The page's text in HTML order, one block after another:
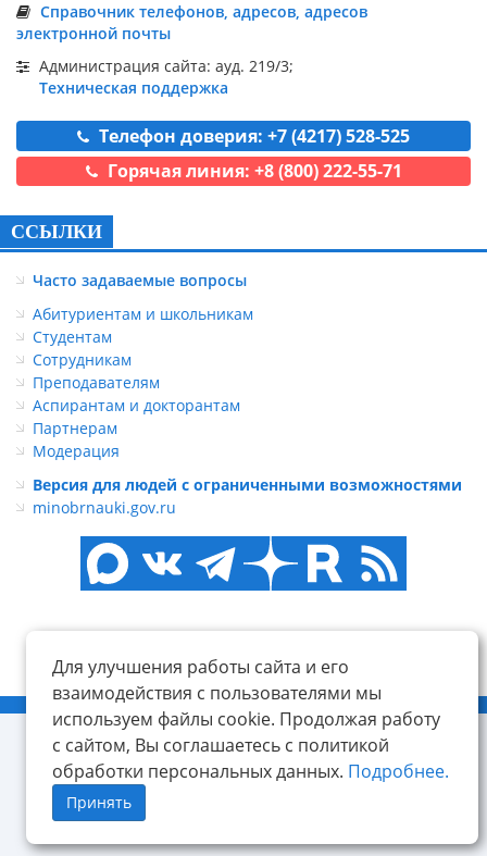
Для улучшения работы сайта и его
взаимодействия с пользователями мы
используем файлы cookie. Продолжая работу
с сайтом, Вы соглашаетесь с политикой
обработки персональных данных. Подробнее.
Принять
Справочник телефонов, адресов, адресов
электронной почты
Администрация сайта: ауд. 219/3;
Техническая поддержка
Телефон доверия: +7 (4217) 528-525
Горячая линия: +8 (800) 222-55-71
ССЫЛКИ
Часто задаваемые вопросы
Абитуриентам и школьникам
Студентам
Сотрудникам
Преподавателям
Аспирантам и докторантам
Партнерам
Модерация
Версия для людей с ограниченными возможностями
minobrnauki.gov.ru
© ФГБОУ ВО «КнАГУ», 2014-2026